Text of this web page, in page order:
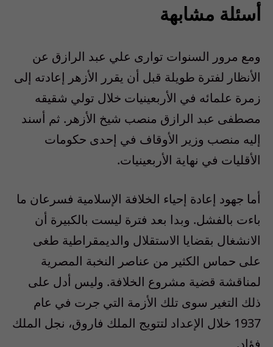
أسئلة مشابهة
ومع مرور السنوات توارى علي عبد الرازق عن
الأنظار لفترة طويلة قبل أن يقرر الأزهر إعادته إلى
زمرة علمائه في الأربعينيات خلال تولي شقيقه
مصطفى عبد الرازق منصب شيخ الأزهر. ثم أسند
إليه منصب وزير الأوقاف في إحدى حكومات
الأقليات في نهاية الأربعينيات.
أما جهود إعادة إحياء الخلافة الإسلامية فسرعان ما
باءت بالفشل. وبدا بعد فترة ليست بالكبيرة أن
الانشغال بقضايا الاستقلال والديمقراطية طغى
على حماس الكثير من عناصر النخبة المصرية
لمناقشة قضية مشروع الخلافة. وليس أدل على
ذلك التغير سوى تلك الأزمة التي جرت في عام
1937 خلال الإعداد لتتويج الملك فاروق، نجل الملك